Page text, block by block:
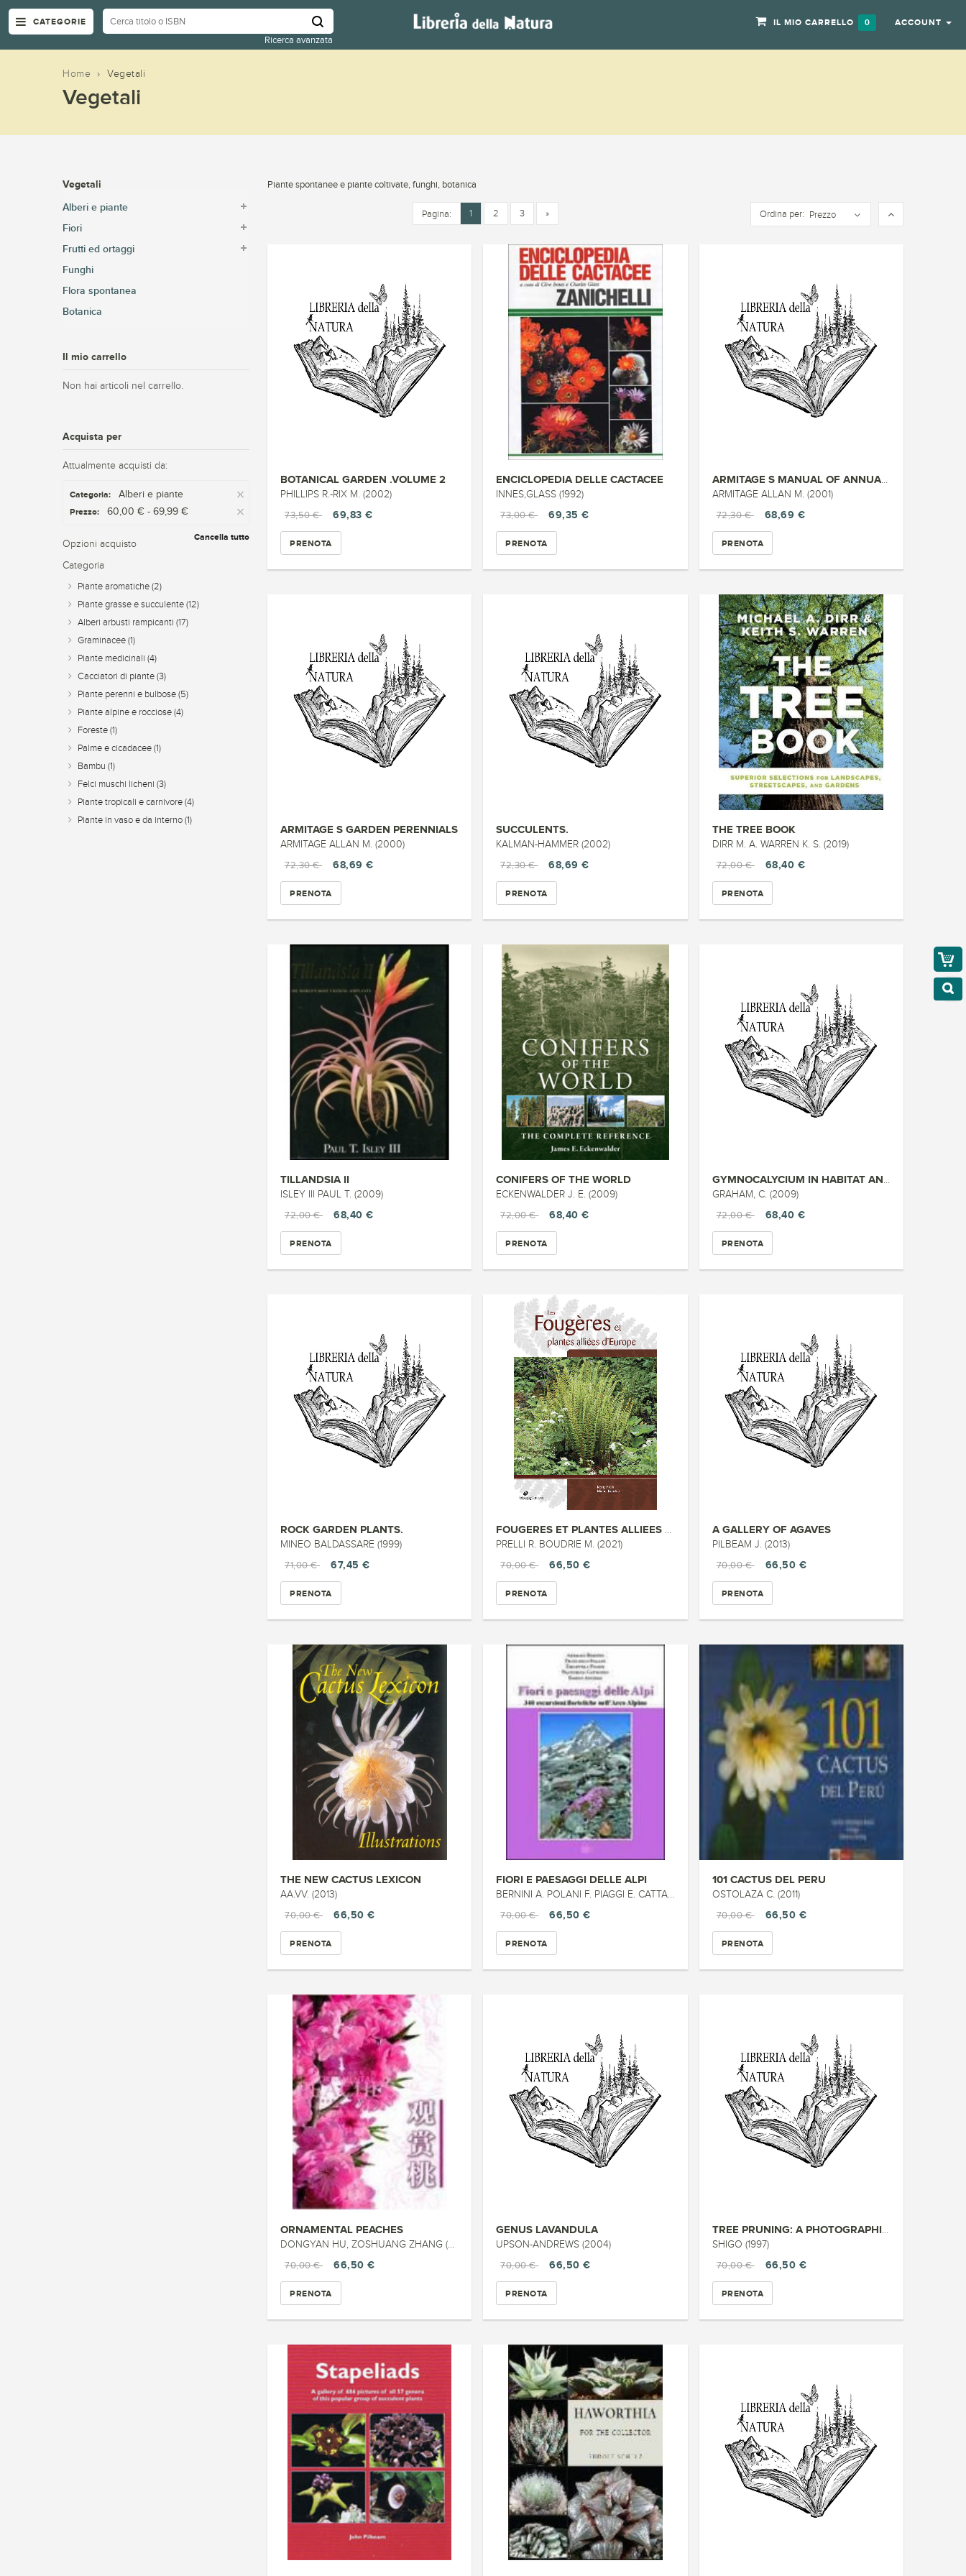
CATEGORIE
Ricerca avanzata
IL MIO CARRELLO 0 ACCOUNT
Home › Vegetali
Vegetali
Piante spontanee e piante coltivate, funghi, botanica
Ordina per: Prezzo
Pagina: 1 2 3 »
BOTANICAL GARDEN .VOLUME 2
PHILLIPS R.-RIX M. (2002)
73,50 €
69,83 €
PRENOTA
ENCICLOPEDIA DELLE CACTACEE
INNES,GLASS (1992)
73,00 €
69,35 €
PRENOTA
ARMITAGE S MANUAL OF ANNUALS, ...
ARMITAGE ALLAN M. (2001)
72,30 €
68,69 €
PRENOTA
ARMITAGE S GARDEN PERENNIALS
ARMITAGE ALLAN M. (2000)
72,30 €
68,69 €
PRENOTA
SUCCULENTS.
KALMAN-HAMMER (2002)
72,30 €
68,69 €
PRENOTA
THE TREE BOOK
DIRR M. A. WARREN K. S. (2019)
72,00 €
68,40 €
PRENOTA
TILLANDSIA II
ISLEY III PAUL T. (2009)
72,00 €
68,40 €
PRENOTA
CONIFERS OF THE WORLD
ECKENWALDER J. E. (2009)
72,00 €
68,40 €
PRENOTA
GYMNOCALYCIUM IN HABITAT AND C...
GRAHAM, C. (2009)
72,00 €
68,40 €
PRENOTA
ROCK GARDEN PLANTS.
MINEO BALDASSARE (1999)
71,00 €
67,45 €
PRENOTA
FOUGERES ET PLANTES ALLIEES D ...
PRELLI R. BOUDRIE M. (2021)
70,00 €
66,50 €
PRENOTA
A GALLERY OF AGAVES
PILBEAM J. (2013)
70,00 €
66,50 €
PRENOTA
THE NEW CACTUS LEXICON
AA.VV. (2013)
70,00 €
66,50 €
PRENOTA
FIORI E PAESAGGI DELLE ALPI
BERNINI A. POLANI F. PIAGGI E. CATTANEO F. ANCHISI (2013)
70,00 €
66,50 €
PRENOTA
101 CACTUS DEL PERU
OSTOLAZA C. (2011)
70,00 €
66,50 €
PRENOTA
ORNAMENTAL PEACHES
DONGYAN HU, ZOSHUANG ZHANG (2010)
70,00 €
66,50 €
PRENOTA
GENUS LAVANDULA
UPSON-ANDREWS (2004)
70,00 €
66,50 €
PRENOTA
TREE PRUNING: A PHOTOGRAPHIC G...
SHIGO (1997)
70,00 €
66,50 €
PRENOTA
Vegetali
Alberi e piante
Fiori
Frutti ed ortaggi
Funghi
Flora spontanea
Botanica
Il mio carrello
Non hai articoli nel carrello.
Acquista per
Attualmente acquisti da:
Categoria: Alberi e piante
Prezzo: 60,00 € - 69,99 €
Cancella tutto
Opzioni acquisto
Categoria
Piante aromatiche (2)
Piante grasse e succulente (12)
Alberi arbusti rampicanti (17)
Graminacee (1)
Piante medicinali (4)
Cacciatori di piante (3)
Piante perenni e bulbose (5)
Piante alpine e rocciose (4)
Foreste (1)
Palme e cicadacee (1)
Bambu (1)
Felci muschi licheni (3)
Piante tropicali e carnivore (4)
Piante in vaso e da interno (1)